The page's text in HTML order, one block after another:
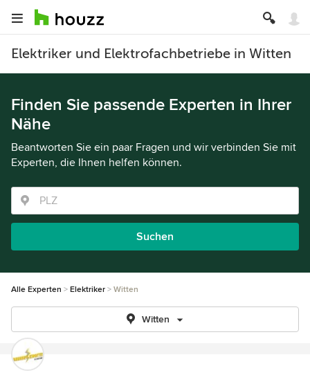
Elektriker und Elektrofachbetriebe in Witten
Finden Sie passende Experten in Ihrer
Nähe
Beantworten Sie ein paar Fragen und wir verbinden Sie mit
Experten, die Ihnen helfen können.
Suchen
Alle Experten Elektriker Witten
Witten